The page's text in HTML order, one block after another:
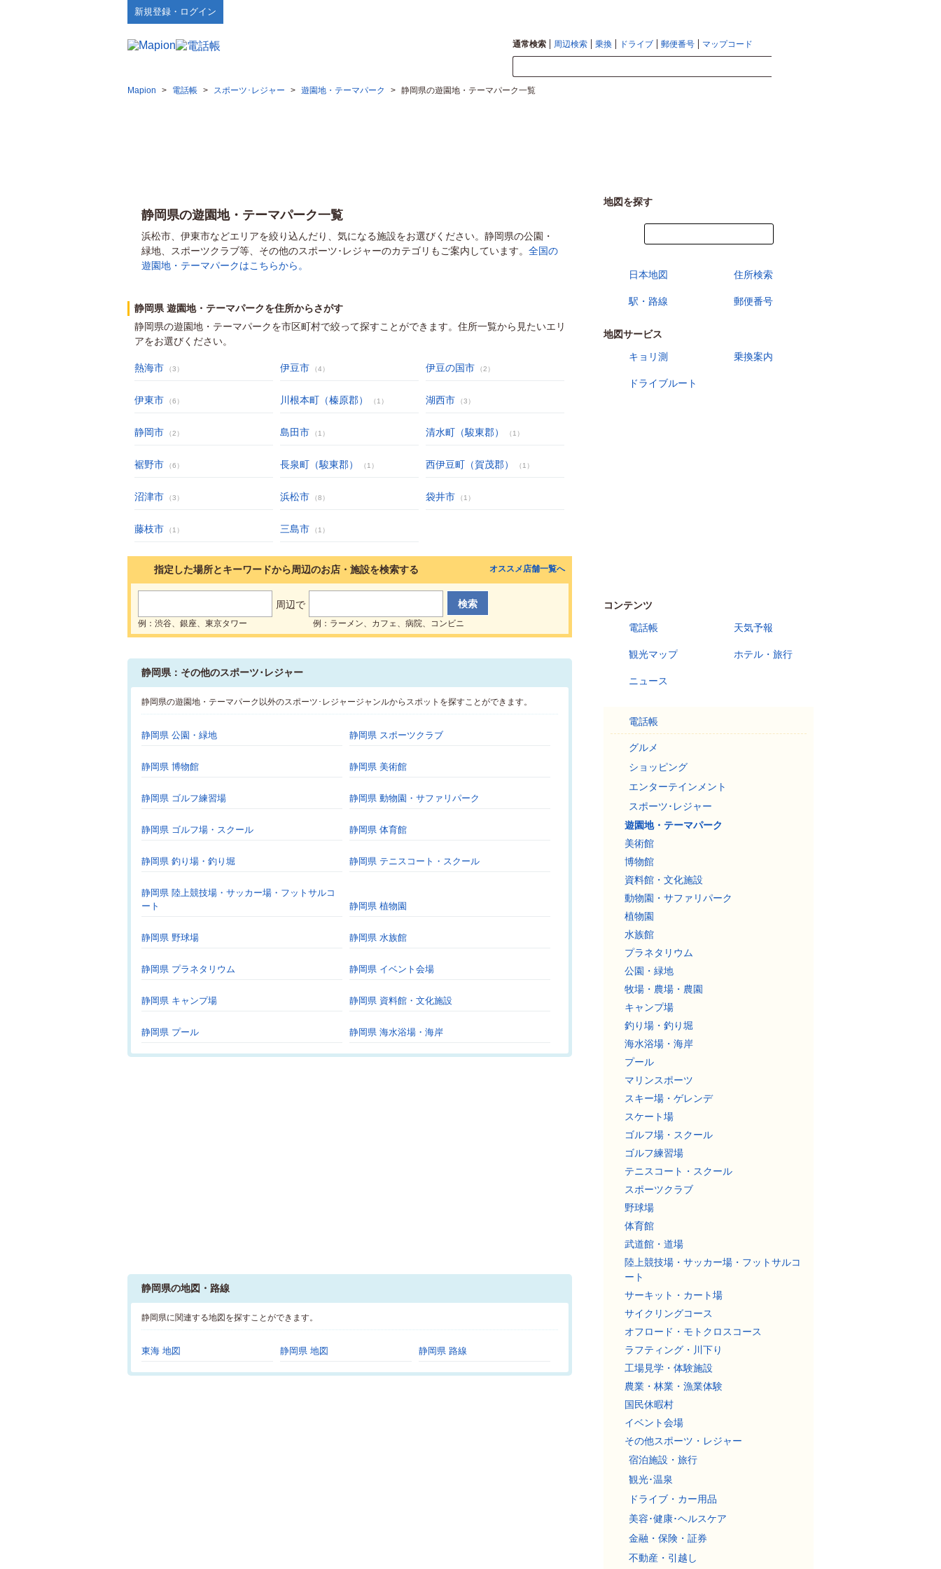
新規登録・ログイン
通常検索 周辺検索 乗換 ドライブ 郵便番号 マップコード
Mapion > 電話帳 > スポーツ･レジャー > 遊園地・テーマパーク > 静岡県の遊園地・テーマパーク一覧
静岡県の遊園地・テーマパーク一覧
浜松市、伊東市などエリアを絞り込んだり、気になる施設をお選びください。静岡県の公園・
緑地、スポーツクラブ等、その他のスポーツ･レジャーのカテゴリもご案内しています。 全国の
遊園地・テーマパークはこちらから。
静岡県 遊園地・テーマパークを住所からさがす
静岡県の遊園地・テーマパークを市区町村で絞って探すことができます。住所一覧から見たいエリ
アをお選びください。
熱海市 （3） 伊豆市 （4） 伊豆の国市 （2）
伊東市 （6） 川根本町（榛原郡） （1） 湖西市 （3）
静岡市 （2） 島田市 （1） 清水町（駿東郡） （1）
裾野市 （6） 長泉町（駿東郡） （1） 西伊豆町（賀茂郡） （1）
沼津市 （3） 浜松市 （8） 袋井市 （1）
藤枝市 （1） 三島市 （1）
指定した場所とキーワードから周辺のお店・施設を検索する
周辺で
例：渋谷、銀座、東京タワー 例：ラーメン、カフェ、病院、コンビニ
オススメ店舗一覧へ
静岡県：その他のスポーツ･レジャー
静岡県の遊園地・テーマパーク以外のスポーツ･レジャージャンルからスポットを探すことができます。
静岡県 公園・緑地 静岡県 スポーツクラブ
静岡県 博物館 静岡県 美術館
静岡県 ゴルフ練習場 静岡県 動物園・サファリパーク
静岡県 ゴルフ場・スクール 静岡県 体育館
静岡県 釣り場・釣り堀 静岡県 テニスコート・スクール
静岡県 陸上競技場・サッカー場・フットサルコ
ート
静岡県 植物園
静岡県 野球場 静岡県 水族館
静岡県 プラネタリウム 静岡県 イベント会場
静岡県 キャンプ場 静岡県 資料館・文化施設
静岡県 プール 静岡県 海水浴場・海岸
静岡県の地図・路線
静岡県に関連する地図を探すことができます。
東海 地図 静岡県 地図 静岡県 路線
地図を探す
日本地図 住所検索
駅・路線 郵便番号
地図サービス
キョリ測
乗換案内
ドライブルート
コンテンツ
電話帳
天気予報
観光マップ ホテル・旅行
ニュース
電話帳
グルメ
ショッピング
エンターテインメント
スポーツ･レジャー
遊園地・テーマパーク
美術館
博物館
資料館・文化施設
動物園・サファリパーク
植物園
水族館
プラネタリウム
公園・緑地
牧場・農場・農園
キャンプ場
釣り場・釣り堀
海水浴場・海岸
プール
マリンスポーツ
スキー場・ゲレンデ
スケート場
ゴルフ場・スクール
ゴルフ練習場
テニスコート・スクール
スポーツクラブ
野球場
体育館
武道館・道場
陸上競技場・サッカー場・フットサルコ
ート
サーキット・カート場
サイクリングコース
オフロード・モトクロスコース
ラフティング・川下り
工場見学・体験施設
農業・林業・漁業体験
国民休暇村
イベント会場
その他スポーツ・レジャー
宿泊施設・旅行
観光･温泉
ドライブ・カー用品
美容･健康･ヘルスケア
金融・保険・証券
不動産・引越し